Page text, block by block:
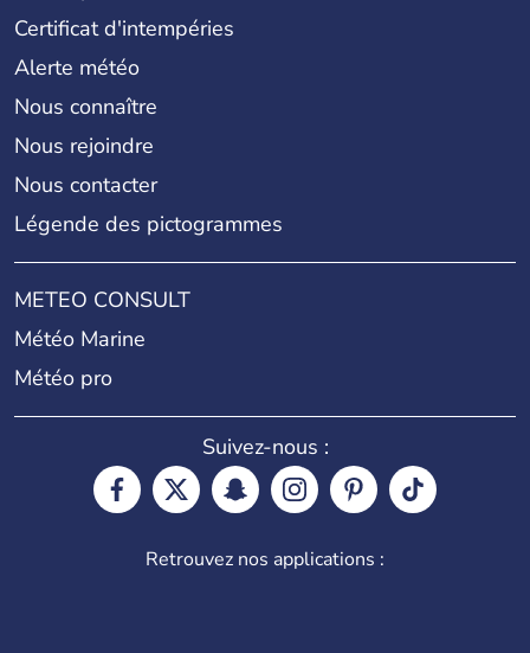
Certificat d'intempéries
Alerte météo
Nous connaître
Nous rejoindre
Nous contacter
Légende des pictogrammes
METEO CONSULT
Météo Marine
Météo pro
Suivez-nous :
Retrouvez nos applications :